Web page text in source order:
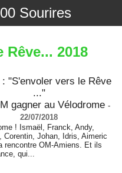
Sourires
2018
: "S'envoler vers le Rêve
..."
gagner au Vélodrome -
22/07/2018
! Ismaël, Franck, Andy,
Corentin, Johan, Idris, Aimeric
rencontre OM-Amiens. Et ils
qui...